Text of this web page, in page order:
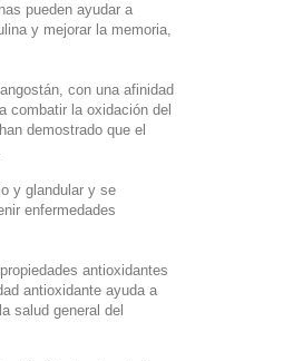
pueden ayudar a
y mejorar la memoria,
con una afinidad
combatir la oxidación del
demostrado que el
y glandular y se
enfermedades
antioxidantes
antioxidante ayuda a
salud general del